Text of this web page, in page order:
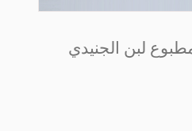
لبن الجنيدي